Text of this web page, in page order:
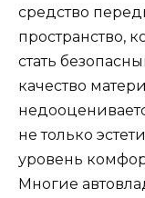
средство
пространство,
стать
качество
не только
уровень
Многие